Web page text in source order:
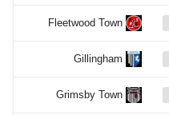
Fleetwood Town
Gillingham
Grimsby Town